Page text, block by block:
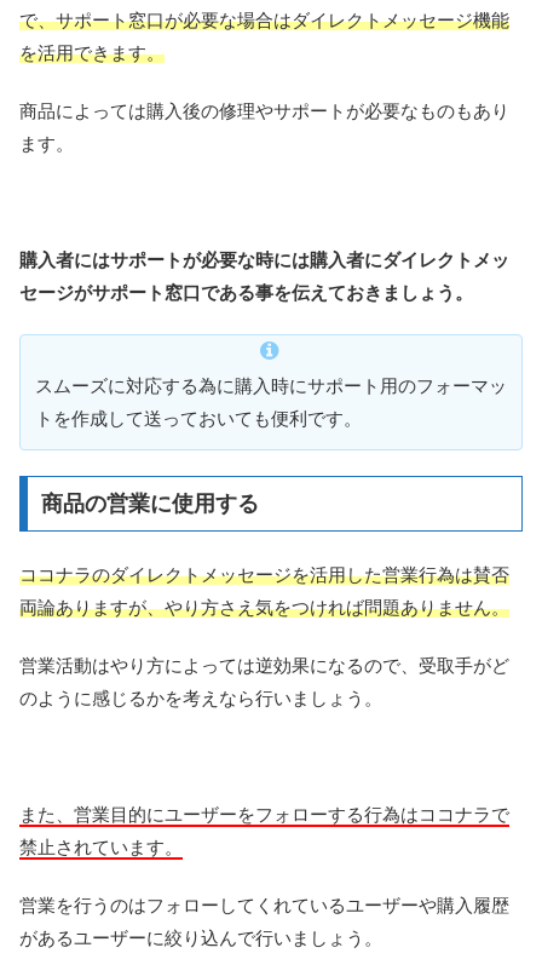
で、サポート窓口が必要な場合はダイレクトメッセージ機能
を活用できます。
商品によっては購入後の修理やサポートが必要なものもあり
ます。
購入者にはサポートが必要な時には購入者にダイレクトメッ
セージがサポート窓口である事を伝えておきましょう。
スムーズに対応する為に購入時にサポート用のフォーマッ
トを作成して送っておいても便利です。
商品の営業に使用する
ココナラのダイレクトメッセージを活用した営業行為は賛否
両論ありますが、やり方さえ気をつければ問題ありません。
営業活動はやり方によっては逆効果になるので、受取手がど
のように感じるかを考えなら行いましょう。
また、営業目的にユーザーをフォローする行為はココナラで
禁止されています。
営業を行うのはフォローしてくれているユーザーや購入履歴
があるユーザーに絞り込んで行いましょう。